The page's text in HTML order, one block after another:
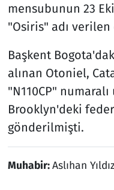
mensubunun 23
"Osiris" adı verilen
Başkent
alınan Otoniel,
"N110CP"
Brooklyn'deki
gönderilmişti.
Muhabir:Aslıhan Yıldız